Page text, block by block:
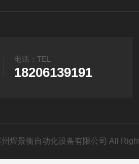
电话：TEL
18206139191
州煜景衡自动化设备有限公司 All